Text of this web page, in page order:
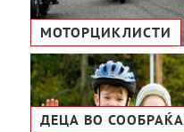
МОТОРЦИКЛИСТИ
ДЕЦА ВО